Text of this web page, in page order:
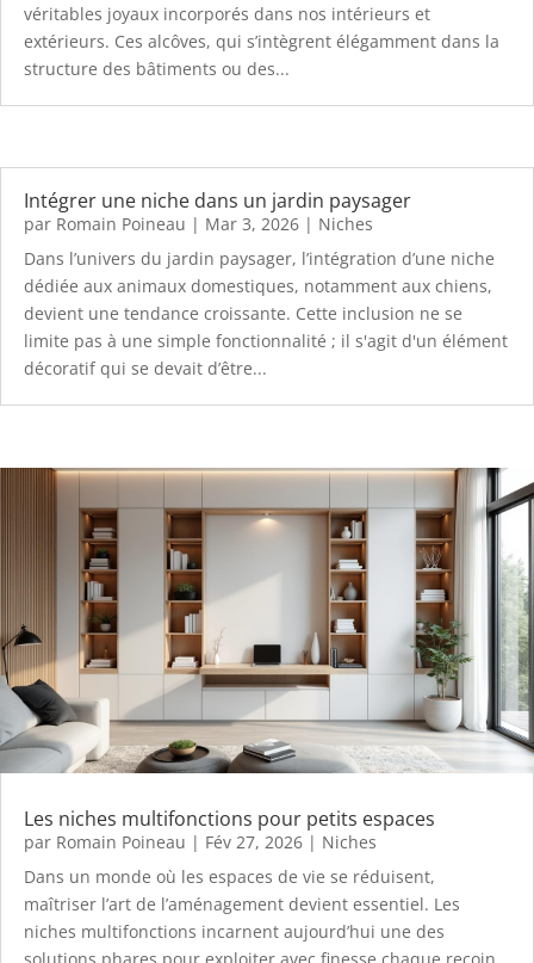
véritables joyaux incorporés dans nos intérieurs et
extérieurs. Ces alcôves, qui s’intègrent élégamment dans la
structure des bâtiments ou des...
Intégrer une niche dans un jardin paysager
par Romain Poineau | Mar 3, 2026 | Niches
Dans l’univers du jardin paysager, l’intégration d’une niche
dédiée aux animaux domestiques, notamment aux chiens,
devient une tendance croissante. Cette inclusion ne se
limite pas à une simple fonctionnalité ; il s'agit d'un élément
décoratif qui se devait d’être...
Les niches multifonctions pour petits espaces
par Romain Poineau | Fév 27, 2026 | Niches
Dans un monde où les espaces de vie se réduisent,
maîtriser l’art de l’aménagement devient essentiel. Les
niches multifonctions incarnent aujourd’hui une des
solutions phares pour exploiter avec finesse chaque recoin,